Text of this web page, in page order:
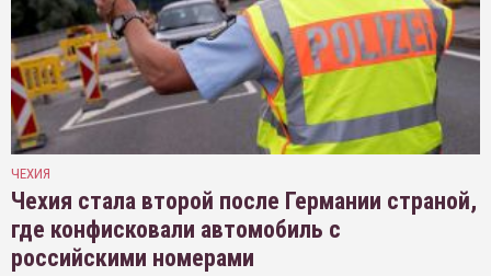
ЧЕХИЯ
Чехия стала второй после Германии страной,
где конфисковали автомобиль с
российскими номерами